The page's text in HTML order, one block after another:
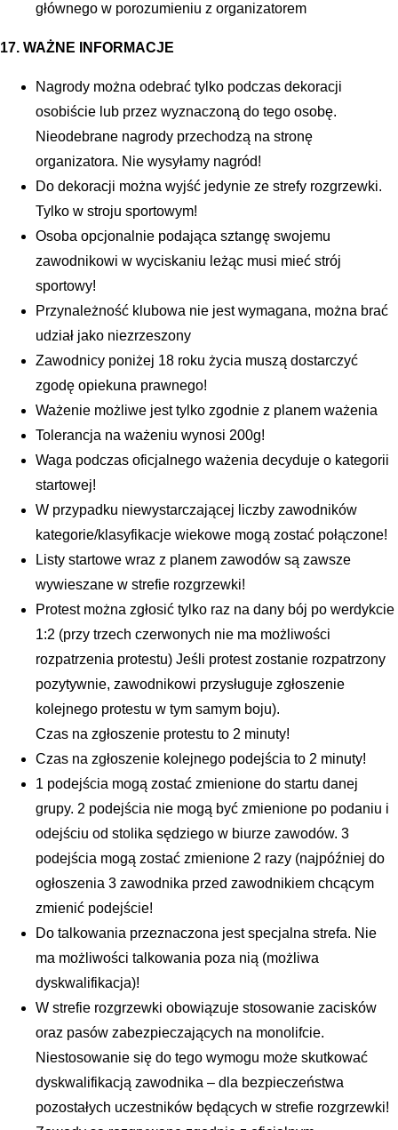
głównego w porozumieniu z organizatorem
17. WAŻNE INFORMACJE
Nagrody można odebrać tylko podczas dekoracji
osobiście lub przez wyznaczoną do tego osobę.
Nieodebrane nagrody przechodzą na stronę
organizatora. Nie wysyłamy nagród!
Do dekoracji można wyjść jedynie ze strefy rozgrzewki.
Tylko w stroju sportowym!
Osoba opcjonalnie podająca sztangę swojemu
zawodnikowi w wyciskaniu leżąc musi mieć strój
sportowy!
Przynależność klubowa nie jest wymagana, można brać
udział jako niezrzeszony
Zawodnicy poniżej 18 roku życia muszą dostarczyć
zgodę opiekuna prawnego!
Ważenie możliwe jest tylko zgodnie z planem ważenia
Tolerancja na ważeniu wynosi 200g!
Waga podczas oficjalnego ważenia decyduje o kategorii
startowej!
W przypadku niewystarczającej liczby zawodników
kategorie/klasyfikacje wiekowe mogą zostać połączone!
Listy startowe wraz z planem zawodów są zawsze
wywieszane w strefie rozgrzewki!
Protest można zgłosić tylko raz na dany bój po werdykcie
1:2 (przy trzech czerwonych nie ma możliwości
rozpatrzenia protestu) Jeśli protest zostanie rozpatrzony
pozytywnie, zawodnikowi przysługuje zgłoszenie
kolejnego protestu w tym samym boju).
Czas na zgłoszenie protestu to 2 minuty!
Czas na zgłoszenie kolejnego podejścia to 2 minuty!
1 podejścia mogą zostać zmienione do startu danej
grupy. 2 podejścia nie mogą być zmienione po podaniu i
odejściu od stolika sędziego w biurze zawodów. 3
podejścia mogą zostać zmienione 2 razy (najpóźniej do
ogłoszenia 3 zawodnika przed zawodnikiem chcącym
zmienić podejście!
Do talkowania przeznaczona jest specjalna strefa. Nie
ma możliwości talkowania poza nią (możliwa
dyskwalifikacja)!
W strefie rozgrzewki obowiązuje stosowanie zacisków
oraz pasów zabezpieczających na monolifcie.
Niestosowanie się do tego wymogu może skutkować
dyskwalifikacją zawodnika – dla bezpieczeństwa
pozostałych uczestników będących w strefie rozgrzewki!